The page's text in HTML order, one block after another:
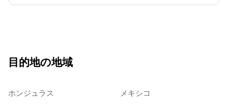
目的地の地域
ホンジュラス メキシコ